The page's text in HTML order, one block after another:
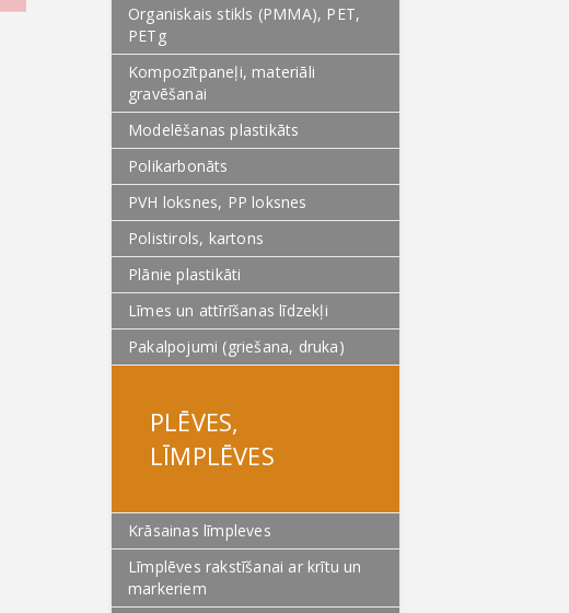
Organiskais stikls (PMMA), PET,
PETg
Kompozītpaneļi, materiāli
gravēšanai
Modelēšanas plastikāts
Polikarbonāts
PVH loksnes, PP loksnes
Polistirols, kartons
Plānie plastikāti
Līmes un attīrīšanas līdzekļi
Pakalpojumi (griešana, druka)
PLĒVES,
LĪMPLĒVES
Krāsainas līmpleves
Līmplēves rakstīšanai ar krītu un
markeriem